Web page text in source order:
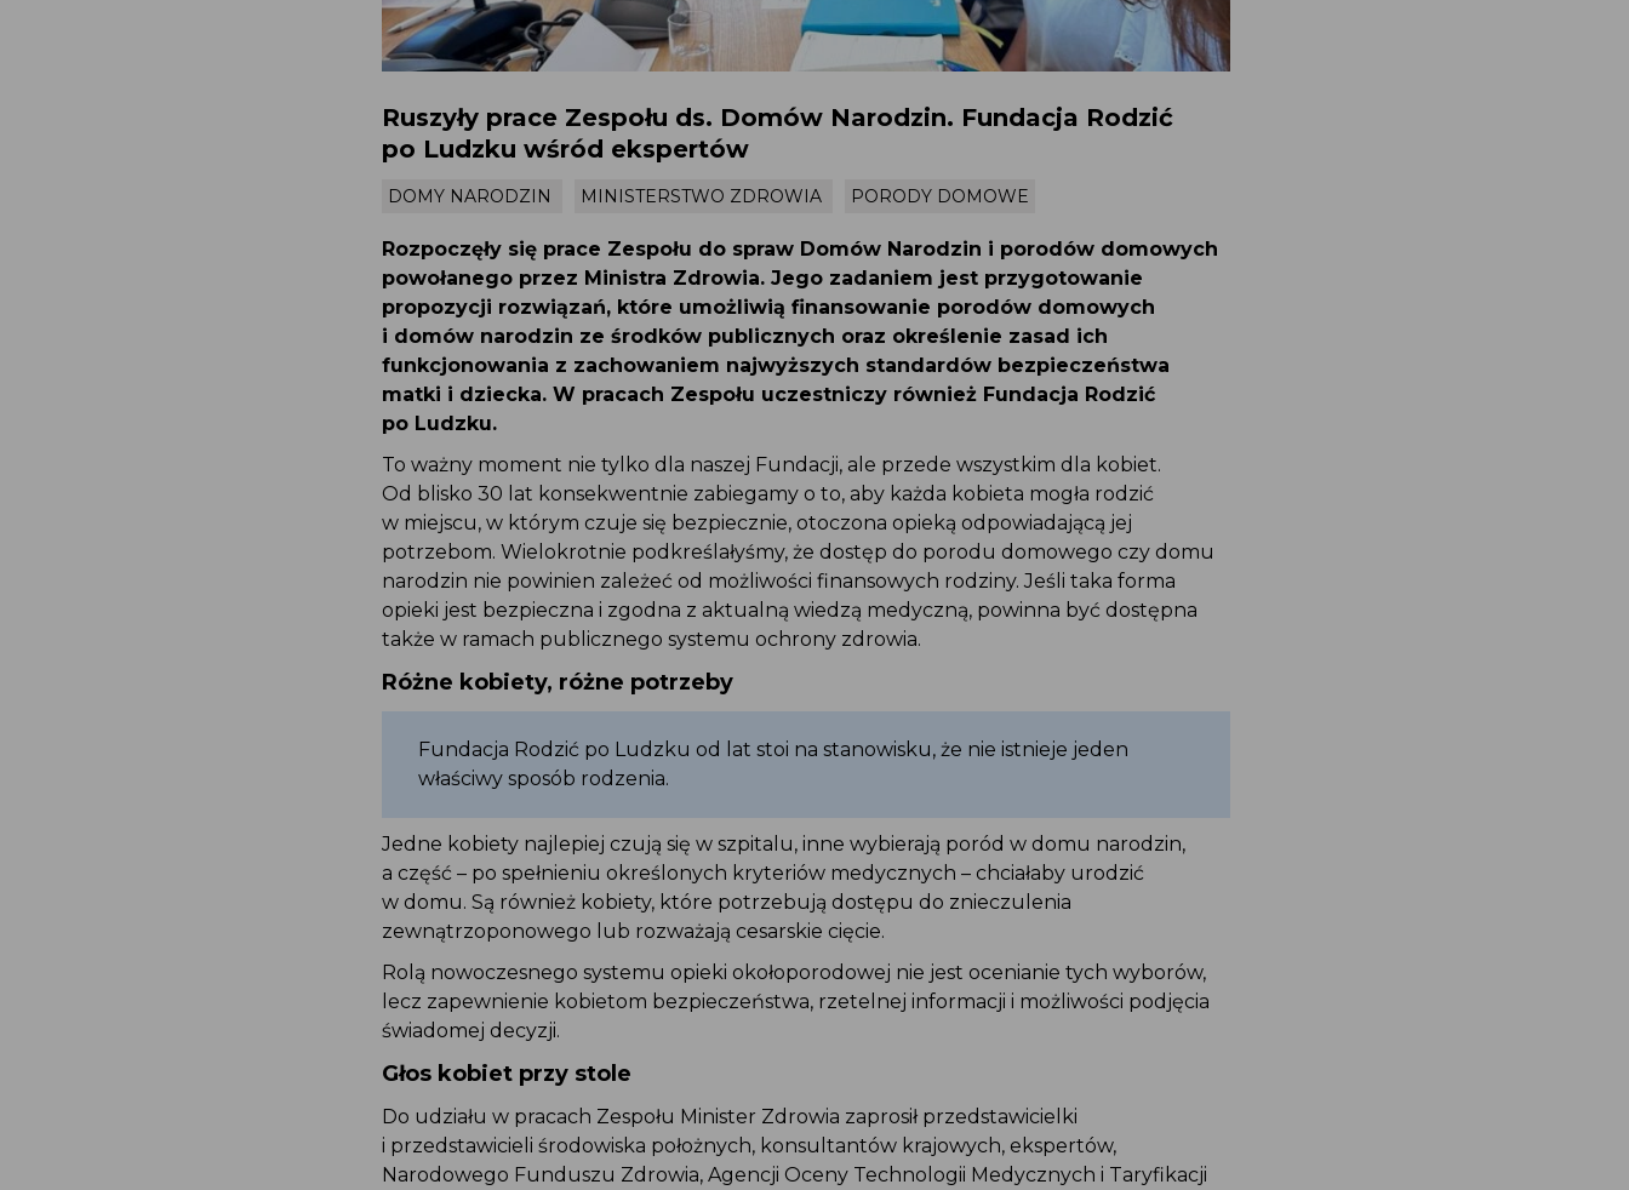
Ruszyły prace Zespołu ds. Domów Narodzin. Fundacja Rodzić
po Ludzku wśród ekspertów
DOMY NARODZIN MINISTERSTWO ZDROWIA PORODY DOMOWE
Rozpoczęły się prace Zespołu do spraw Domów Narodzin i porodów domowych
powołanego przez Ministra Zdrowia. Jego zadaniem jest przygotowanie
propozycji rozwiązań, które umożliwią finansowanie porodów domowych
i domów narodzin ze środków publicznych oraz określenie zasad ich
funkcjonowania z zachowaniem najwyższych standardów bezpieczeństwa
matki i dziecka. W pracach Zespołu uczestniczy również Fundacja Rodzić
po Ludzku.
To ważny moment nie tylko dla naszej Fundacji, ale przede wszystkim dla kobiet.
Od blisko 30 lat konsekwentnie zabiegamy o to, aby każda kobieta mogła rodzić
w miejscu, w którym czuje się bezpiecznie, otoczona opieką odpowiadającą jej
potrzebom. Wielokrotnie podkreślałyśmy, że dostęp do porodu domowego czy domu
narodzin nie powinien zależeć od możliwości finansowych rodziny. Jeśli taka forma
opieki jest bezpieczna i zgodna z aktualną wiedzą medyczną, powinna być dostępna
także w ramach publicznego systemu ochrony zdrowia.
Różne kobiety, różne potrzeby
Fundacja Rodzić po Ludzku od lat stoi na stanowisku, że nie istnieje jeden
właściwy sposób rodzenia.
Jedne kobiety najlepiej czują się w szpitalu, inne wybierają poród w domu narodzin,
a część – po spełnieniu określonych kryteriów medycznych – chciałaby urodzić
w domu. Są również kobiety, które potrzebują dostępu do znieczulenia
zewnątrzoponowego lub rozważają cesarskie cięcie.
Rolą nowoczesnego systemu opieki okołoporodowej nie jest ocenianie tych wyborów,
lecz zapewnienie kobietom bezpieczeństwa, rzetelnej informacji i możliwości podjęcia
świadomej decyzji.
Głos kobiet przy stole
Do udziału w pracach Zespołu Minister Zdrowia zaprosił przedstawicielki
i przedstawicieli środowiska położnych, konsultantów krajowych, ekspertów,
Narodowego Funduszu Zdrowia, Agencji Oceny Technologii Medycznych i Taryfikacji